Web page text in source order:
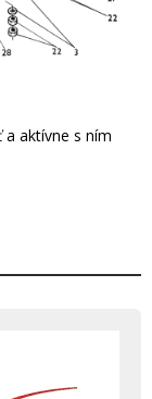
aktívne s ním